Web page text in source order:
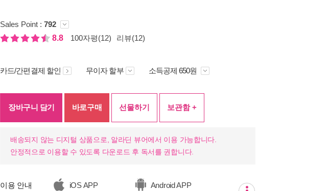
Sales Point : 792
8.8
100자평(12) 리뷰(12)
카드/간편결제 할인 무이자 할부 소득공제 650원
장바구니 담기 바로구매 선물하기 보관함 +
배송되지 않는 디지털 상품으로, 알라딘 뷰어에서 이용 가능합니다.
안정적으로 이용할 수 있도록 다운로드 후 독서를 권합니다.
이용 안내 iOS APP Android APP